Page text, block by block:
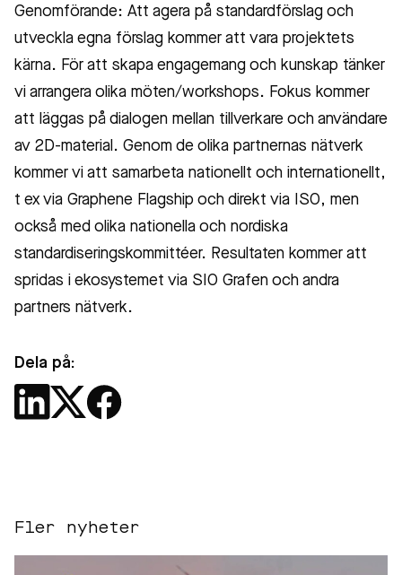
Genomförande: Att agera på standardförslag och
utveckla egna förslag kommer att vara projektets
kärna. För att skapa engagemang och kunskap tänker
vi arrangera olika möten/workshops. Fokus kommer
att läggas på dialogen mellan tillverkare och användare
av 2D-material. Genom de olika partnernas nätverk
kommer vi att samarbeta nationellt och internationellt,
t ex via Graphene Flagship och direkt via ISO, men
också med olika nationella och nordiska
standardiseringskommittéer. Resultaten kommer att
spridas i ekosystemet via SIO Grafen och andra
partners nätverk.
Dela på:
Fler nyheter